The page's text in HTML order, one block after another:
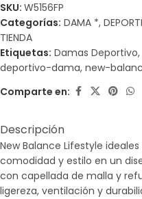
SKU: W5156FP
Categorías: DAMA *,
TIENDA
Etiquetas: Damas Deportivo,
deportivo-dama, new-
Comparte en:
Descripción
New Balance Lifestyle
comodidad y estilo en un
con capellada de malla y
ligereza, ventilación y